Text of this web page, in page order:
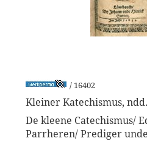
/ 16402
Kleiner Katechismus, ndd.
De kleene Catechismus/
Parrheren/ Prediger